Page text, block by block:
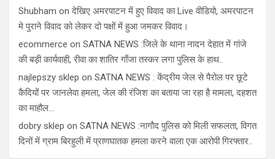
Shubham onदेखिए अमरपाटन में हुए विवाद का Live वीडियो, अमरपाटन
मे पुराने विवाद को लेकर दो पक्षों में हुआ जमकर विवाद।
ecommerce on SATNA NEWS :जिले के थाना नादन देहात में गांजे
की बड़ी कार्यवाही, रीवा का शातिर गाँजा तस्कर लगा पुलिस के हाथ..
najlepszy sklep on SATNA NEWS : केंद्रीय जेल से पैरोल पर छूटे
कैदियों पर जानलेवा हमला, जेल की रंजिश का बताया जा रहा है मामला, दहशत
का माहौल…
dobry sklep on SATNA NEWS :नागौद पुलिस को मिली सफलता, विगत
दिनों में ग्राम बिरहुली में प्राणघातक हमला करने वाला एक आरोपी गिरफ्तार..